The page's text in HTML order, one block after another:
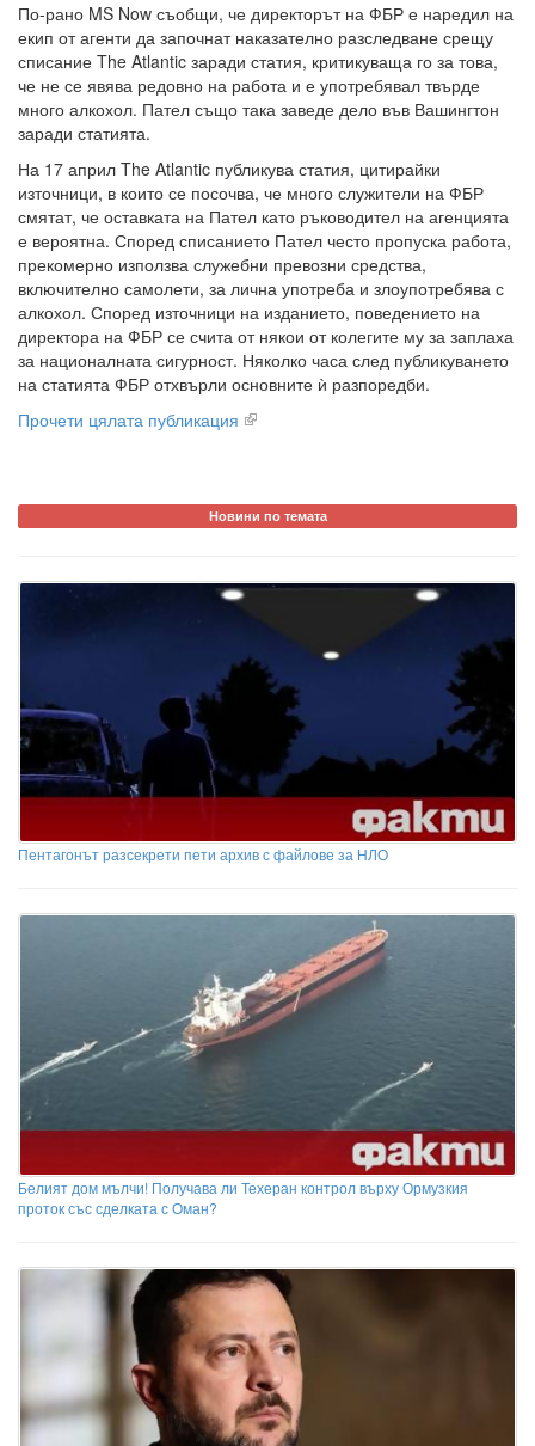
По-рано MS Now съобщи, че директорът на ФБР е наредил на
екип от агенти да започнат наказателно разследване срещу
списание The Atlantic заради статия, критикуваща го за това,
че не се явява редовно на работа и е употребявал твърде
много алкохол. Пател също така заведе дело във Вашингтон
заради статията.
На 17 април The Atlantic публикува статия, цитирайки
източници, в които се посочва, че много служители на ФБР
смятат, че оставката на Пател като ръководител на агенцията
е вероятна. Според списанието Пател често пропуска работа,
прекомерно използва служебни превозни средства,
включително самолети, за лична употреба и злоупотребява с
алкохол. Според източници на изданието, поведението на
директора на ФБР се счита от някои от колегите му за заплаха
за националната сигурност. Няколко часа след публикуването
на статията ФБР отхвърли основните ѝ разпоредби.
Прочети цялата публикация
Новини по темата
Пентагонът разсекрети пети архив с файлове за НЛО
Белият дом мълчи! Получава ли Техеран контрол върху Ормузкия
проток със сделката с Оман?